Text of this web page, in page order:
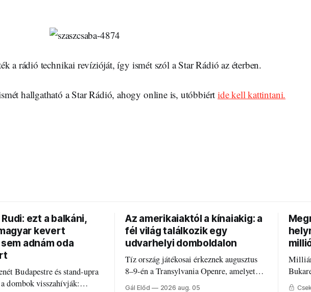
a rádió technikai revízióját, így ismét szól a Star Rádió az éterben.
hallgatható a Star Rádió, ahogy online is, utóbbiért ide kell kattintani.
ezt a balkáni,
kevert
adnám oda
Budapestre és stand-upra
dombok visszahívják:
Az amerikaiaktól a kínaiakig: a
fél világ találkozik egy
udvarhelyi domboldalon
Tíz ország játékosai érkeznek augusztus
8–9-én a Transylvania Openre, amelyet
Románia legrégebben működő állandó
Gál Előd 2026 aug. 05
Mire